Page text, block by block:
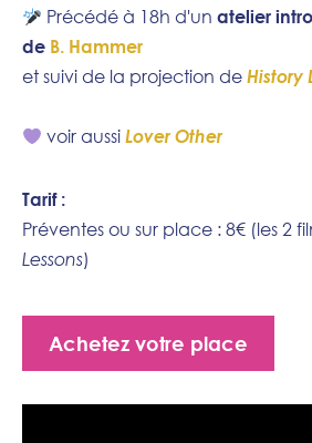
Précédé à 18h d'un atelier
de B. Hammer
et suivi de la projection de History
voir aussi Lover Other
Tarif :
Préventes ou sur place : 8€ (les 2
Lessons)
Achetez votre place